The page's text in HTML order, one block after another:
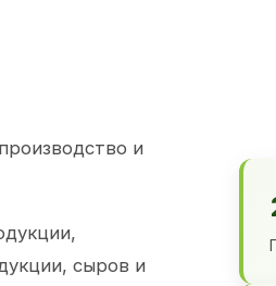
и
сыров и